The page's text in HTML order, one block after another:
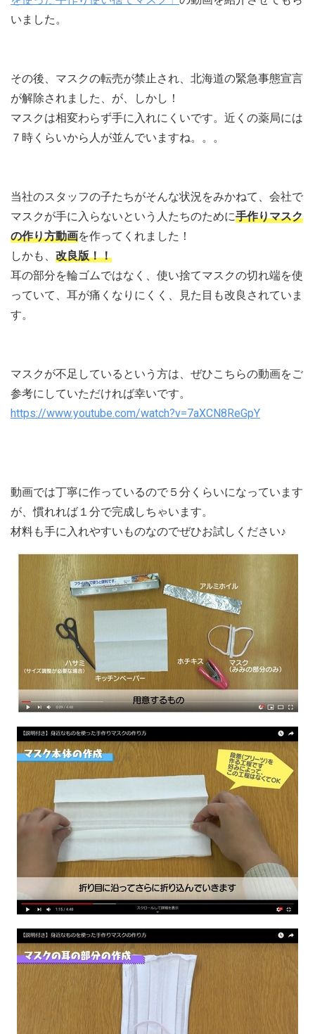
いました。
その後、マスクの転売が禁止され、北海道の緊急事態宣言
が解除されました、が、しかし！
マスクは相変わらず手に入れにくいです。近くの薬局には
７時くらいから人が並んでいますね。。。
当社のスタッフの子たちがそんな状況をみかねて、会社で
マスクが手に入らないという人たちのために手作りマスク
の作り方動画を作ってくれました！
しかも、 改良版！！
耳の部分を輪ゴムではなく、使い捨てマスクの切れ端を使
っていて、耳が痛くなりにくく、見た目も改良されていま
す。
マスクが不足しているという方は、ぜひこちらの動画をご
参考にしていただければ幸いです。
https://www.youtube.com/watch?v=7aXCN8ReGpY
動画では丁寧に作っているので５分くらいになっています
が、慣れれば１分で完成しちゃいます。
材料も手に入れやすいものなのでぜひお試しください♪